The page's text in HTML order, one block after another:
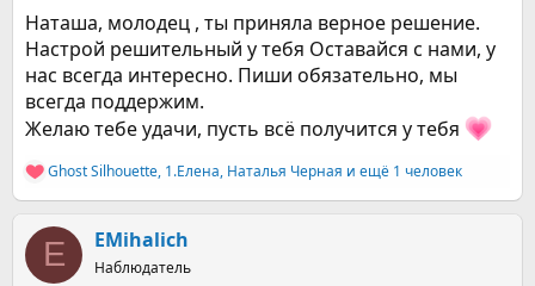
инициативе я прочитала книгу Аллена Карра и бросила
курить одним днем. Со своей компанией я общаться
перестала, таким образом в моём кругу все стали
некурящие и мне было легко придерживаться отказа от
сигарет. Но вот спустя год я рассталась с парнем и
вернулась в свою компанию иииии…. тут же сорвалась.
что это лучше и безопасней))) Попытки бросить конечно
были. Но метод повторного прочтения книги больше не
сработал. Следующий раз я бросила курить забеременев в
32 года. Не курила полтора года примерно. И снова я
сорвалась… проблемы с мужем… постоянно слезы, нервы .
Наташа, молодец , ты приняла верное решение.
Настрой решительный у тебя Оставайся с нами, у
нас всегда интересно. Пиши обязательно, мы
всегда поддержим.
Желаю тебе удачи, пусть всё получится у тебя
Р
е
к
ц
и
Ghost Silhouette, 1.Елена, Наталья Черная и ещё 1 человек
E EMihalich
Наблюдатель